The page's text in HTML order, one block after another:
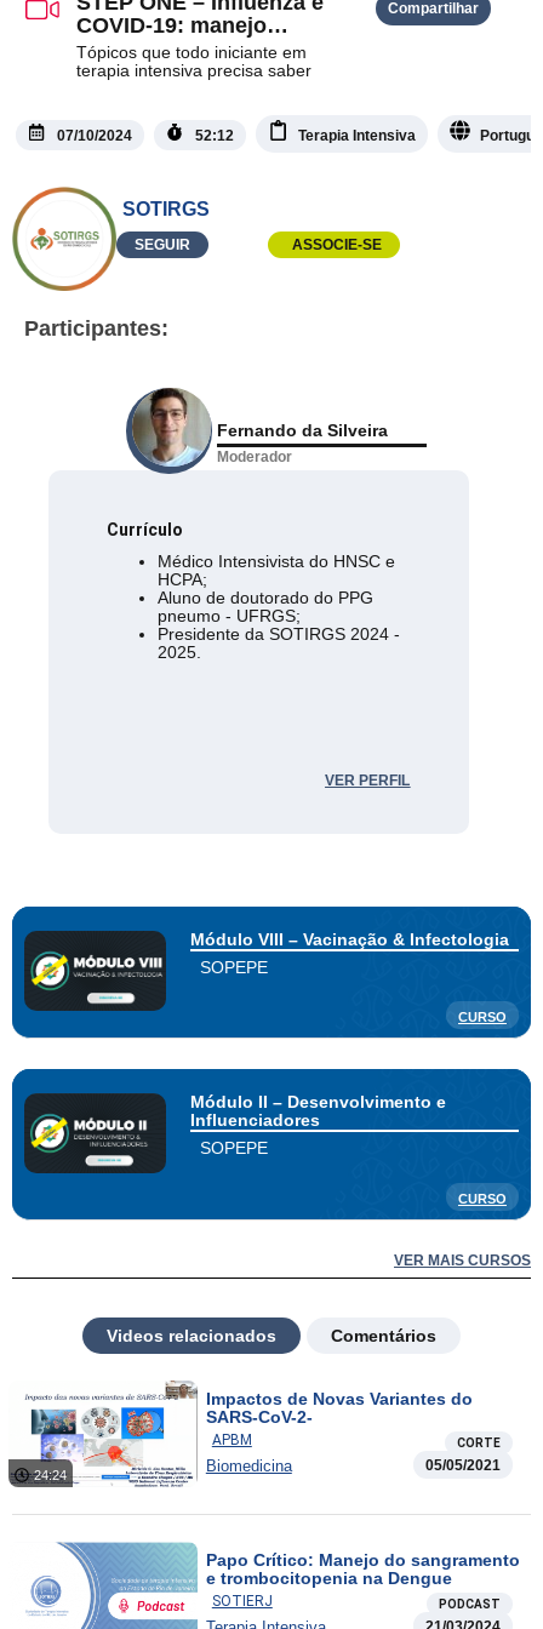
COVID-19: manejo
infeccioso
Tópicos que todo iniciante em
terapia intensiva precisa saber
Compartilhar
07/10/2024 52:12 Terapia Intensiva
SOTIRGS
SEGUIR ASSOCIE-SE
Participantes:
Fernando da Silveira
Moderador
Currículo
Médico Intensivista do HNSC e
HCPA;
Aluno de doutorado do PPG
pneumo - UFRGS;
Presidente da SOTIRGS 2024 -
2025.
VER PERFIL
Módulo VIII – Vacinação & Infectologia
SOPEPE
CURSO
Módulo II – Desenvolvimento e
Influenciadores
SOPEPE
CURSO
VER MAIS CURSOS
Videos relacionados Comentários
24:24
Impactos de Novas Variantes do
SARS-CoV-2-
APBM CORTE
Biomedicina 05/05/2021
Papo Crítico: Manejo do sangramento
e trombocitopenia na Dengue
SOTIERJ PODCAST